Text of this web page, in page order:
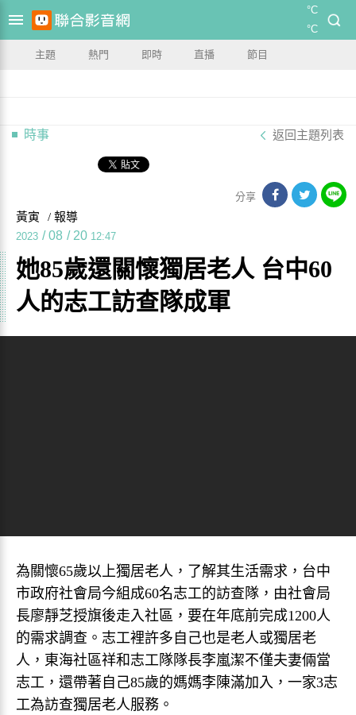
°C
°C
主題 熱門 即時 直播 節目
時事 返回主題列表
分享
黃寅 / 報導
2023 / 08 / 20 12:47
她85歲還關懷獨居老人 台中60
人的志工訪查隊成軍
為關懷65歲以上獨居老人，了解其生活需求，台中
市政府社會局今組成60名志工的訪查隊，由社會局
長廖靜芝授旗後走入社區，要在年底前完成1200人
的需求調查。志工裡許多自己也是老人或獨居老
人，東海社區祥和志工隊隊長李嵐潔不僅夫妻倆當
志工，還帶著自己85歲的媽媽李陳滿加入，一家3志
工為訪查獨居老人服務。